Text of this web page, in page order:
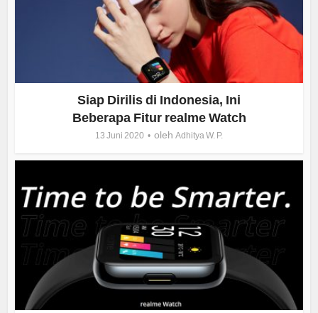
Siap Dirilis di Indonesia, Ini
Beberapa Fitur realme Watch
13 Juni 2020 oleh Adhitya W. P.